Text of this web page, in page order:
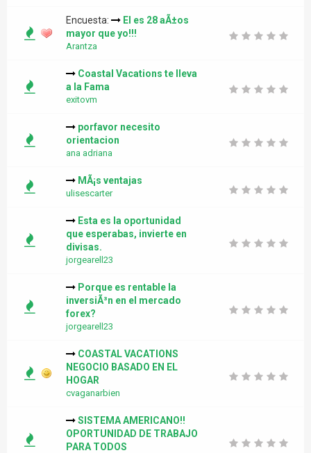
Encuesta:
El es 28 aÃ±os
mayor que yo!!!
Arantza
Coastal Vacations te lleva
a la Fama
exitovm
porfavor necesito
orientacion
ana adriana
MÃ¡s ventajas
ulisescarter
Esta es la oportunidad
que esperabas, invierte en
divisas.
jorgearell23
Porque es rentable la
inversiÃ³n en el mercado
forex?
jorgearell23
COASTAL VACATIONS
NEGOCIO BASADO EN EL
HOGAR
cvaganarbien
SISTEMA AMERICANO!!
OPORTUNIDAD DE TRABAJO
PARA TODOS